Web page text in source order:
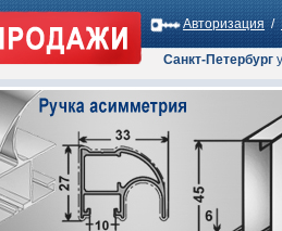
Авторизация/
Санкт-Петербург